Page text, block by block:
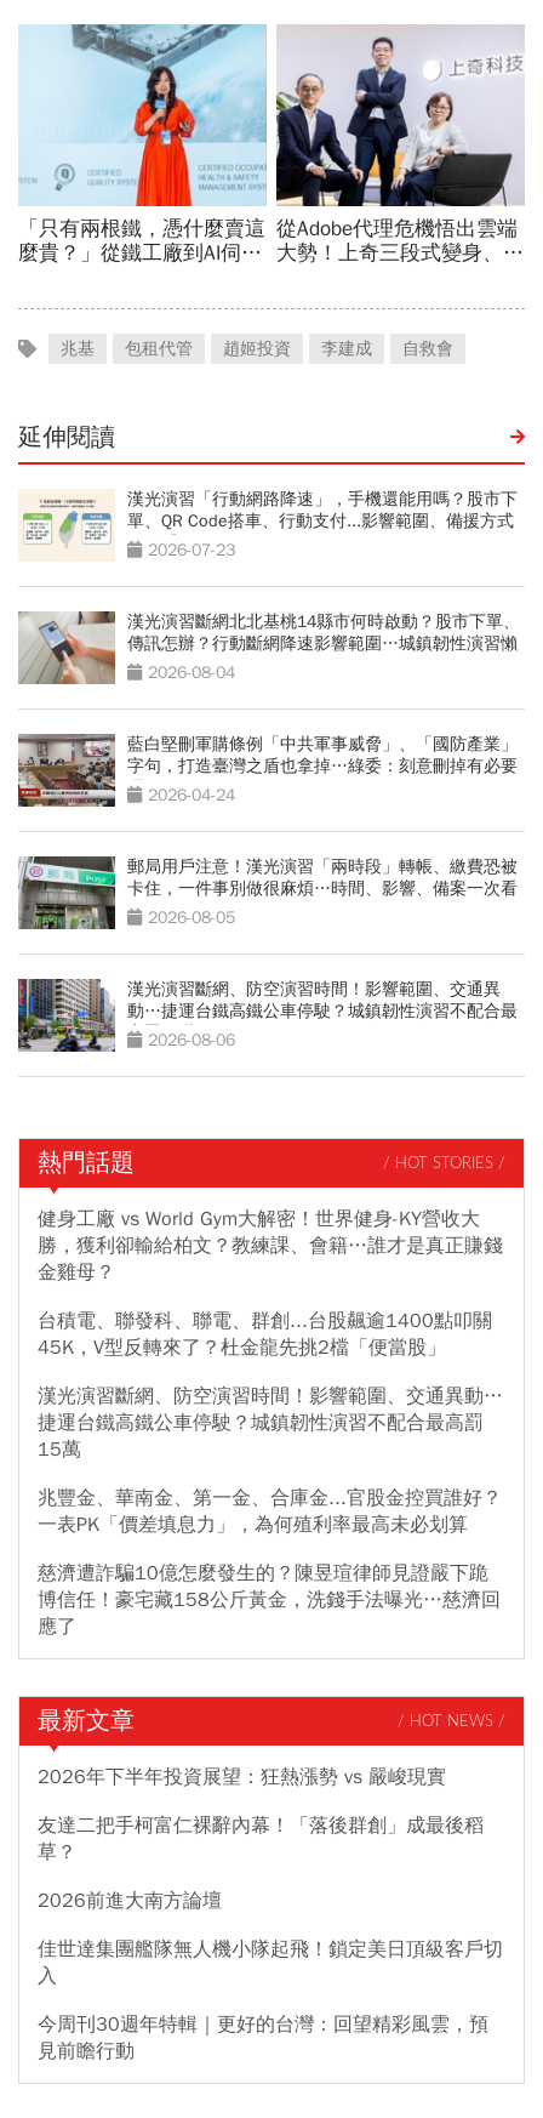
兆基 包租代管 趙姬投資 李建成 自救會
延伸閱讀
漢光演習「行動網路降速」，手機還能用嗎？股市下
單、QR Code搭車、行動支付...影響範圍、備援方式
一次看
2026-07-23
漢光演習斷網北北基桃14縣市何時啟動？股市下單、
傳訊怎辦？行動斷網降速影響範圍…城鎮韌性演習懶
人包2026-08-04
藍白堅刪軍購條例「中共軍事威脅」、「國防產業」
字句，打造臺灣之盾也拿掉…綠委：刻意刪掉有必要
嗎 2026-04-24
郵局用戶注意！漢光演習「兩時段」轉帳、繳費恐被
卡住，一件事別做很麻煩…時間、影響、備案一次看
2026-08-05
漢光演習斷網、防空演習時間！影響範圍、交通異
動…捷運台鐵高鐵公車停駛？城鎮韌性演習不配合最
高罰15萬
2026-08-06
熱門話題 / HOT STORIES /
健身工廠 vs World Gym大解密！世界健身-KY營收大
勝，獲利卻輸給柏文？教練課、會籍…誰才是真正賺錢
金雞母？
台積電、聯發科、聯電、群創...台股飆逾1400點叩關
45K，V型反轉來了？杜金龍先挑2檔「便當股」
漢光演習斷網、防空演習時間！影響範圍、交通異動…
捷運台鐵高鐵公車停駛？城鎮韌性演習不配合最高罰
15萬
兆豐金、華南金、第一金、合庫金...官股金控買誰好？
一表PK「價差填息力」，為何殖利率最高未必划算
慈濟遭詐騙10億怎麼發生的？陳昱瑄律師見證嚴下跪
博信任！豪宅藏158公斤黃金，洗錢手法曝光…慈濟回
應了
最新文章 / HOT NEWS /
2026年下半年投資展望：狂熱漲勢 vs 嚴峻現實
友達二把手柯富仁裸辭內幕！「落後群創」成最後稻
草？
2026前進大南方論壇
佳世達集團艦隊無人機小隊起飛！鎖定美日頂級客戶切
入
今周刊30週年特輯｜更好的台灣：回望精彩風雲，預
見前瞻行動